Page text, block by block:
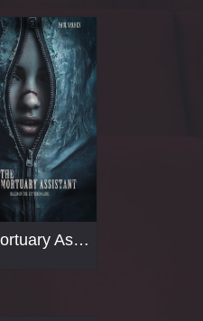
The Mortuary Assistant